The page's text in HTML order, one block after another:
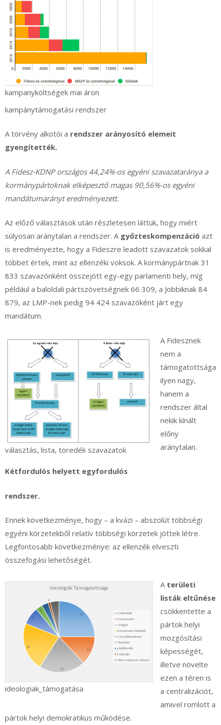
kampanyköltségek mai áron
kampánytámogatási rendszer
A törvény alkotói a rendszer arányosító elemeit
gyengítették.
A Fidesz-KDNP országos 44,24%-os egyéni szavazataránya a
kormánypártoknak elképesztő magas 90,56%-os egyéni
mandátumarányt eredményezett.
Az előző választások után részletesen láttuk, hogy miért
súlyosan aránytalan a rendszer. A győzteskompenzáció azt
is eredményezte, hogy a Fideszre leadott szavazatok sokkal
többet értek, mint az ellenzéki voksok. A kormánypártnak 31
833 szavazónként összejött egy-egy parlamenti hely, míg
például a baloldali pártszövetségnek 66 309, a Jobbiknak 84
879, az LMP-nek pedig 94 424 szavazóként járt egy
mandátum.
választás, lista, töredék szavazatok
A Fidesznek
nem a
támogatottsága
ilyen nagy,
hanem a
rendszer által
nekik kínált
előny
aránytalan.
Kétfordulós helyett egyfordulós
rendszer.
Ennek következménye, hogy – a kvázi – abszolút többségi
egyéni körzetekből relatív többségi körzetek jöttek létre.
Legfontosabb következménye: az ellenzék elveszti
összefogási lehetőségét.
ideologiak_támogatása
A területi
listák eltűnése
csökkentette a
pártok helyi
mozgósítási
képességét,
illetve növelte
ezen a téren is
a centralizációt,
amivel romlott a
pártok helyi demokratikus működése.